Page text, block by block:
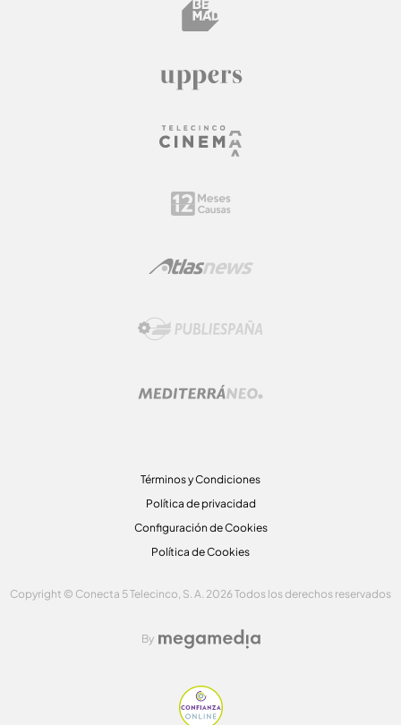
Términos y Condiciones
Política de privacidad
Configuración de Cookies
Política de Cookies
Copyright © Conecta 5 Telecinco, S. A. 2026 Todos los derechos reservados
By